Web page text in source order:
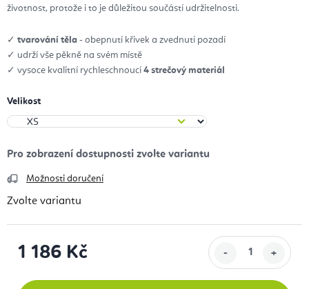
životnost, protože i to je důležitou součástí udržitelnosti.
✓ tvarování těla - obepnutí křivek a zvednutí pozadí
✓ udrží vše pěkně na svém místě
✓ vysoce kvalitní rychleschnoucí 4 strečový materiál
Velikost
Možnosti doručení
Zvolte variantu
1 186 Kč